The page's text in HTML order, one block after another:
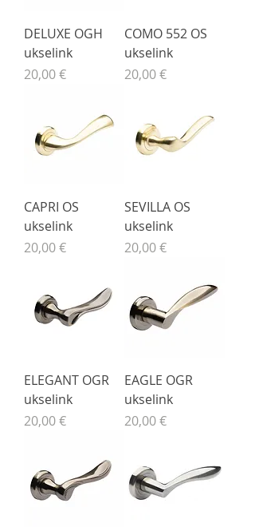
DELUXE OGH
ukselink
Price
20,00 €
COMO 552 OS
ukselink
Price
20,00 €
CAPRI OS
ukselink
Price
20,00 €
SEVILLA OS
ukselink
Price
20,00 €
ELEGANT OGR
ukselink
Price
20,00 €
EAGLE OGR
ukselink
Price
20,00 €